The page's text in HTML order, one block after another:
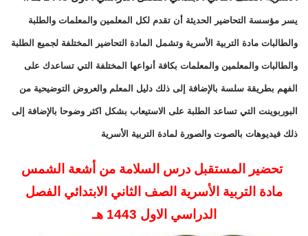
يسر مؤسسة التحاضير الحديثة أن تقدم لكل المعلمين والمعلمات والطلبة
والطالبات مادة التربية الأسرية وتشمل المادة التحاضير المختلفة لجميع الطلبة
والطالبات والمعلمين والمعلمات بكافة أنواعها المختلفة التي تساعدك على
الفهم بطريقة سلسة بالإضافة إلى ذلك دليل المعلم والعروض التوضيحية من
البوربوينت التي تساعد الطلبة على الاستيعاب بشكل اكثر وضوحا بالإضافة إلى
ذلك فيديوهات بالصوت والصورة لمادة التربية الأسرية
تحضير المستقبل درس السلامة من أشعة الشمس
مادة التربية الأسرية الصف الثاني الابتدائي الفصل
الدراسي الاول 1443 هـ